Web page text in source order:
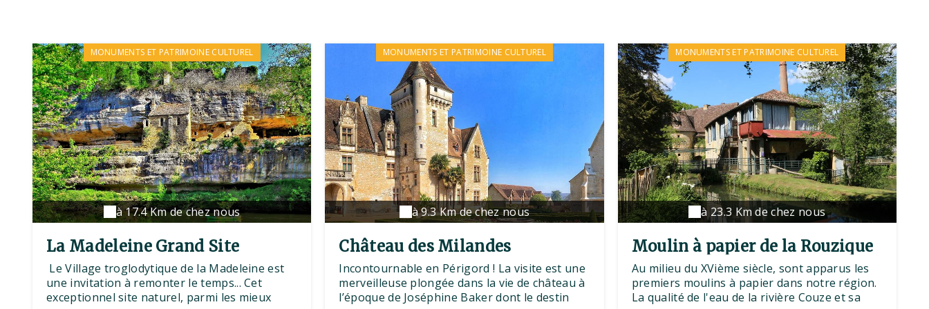
MONUMENTS ET PATRIMOINE CULTUREL
à 17.4 Km de chez nous
La Madeleine Grand Site
Le Village troglodytique de la Madeleine est
une invitation à remonter le temps... Cet
exceptionnel site naturel, parmi les mieux
MONUMENTS ET PATRIMOINE CULTUREL
à 9.3 Km de chez nous
Château des Milandes
Incontournable en Périgord ! La visite est une
merveilleuse plongée dans la vie de château à
l’époque de Joséphine Baker dont le destin
MONUMENTS ET PATRIMOINE CULTUREL
à 23.3 Km de chez nous
Moulin à papier de la Rouzique
Au milieu du XVième siècle, sont apparus les
premiers moulins à papier dans notre région.
La qualité de l'eau de la rivière Couze et sa